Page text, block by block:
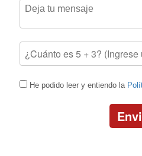
He podido leer y entiendo la